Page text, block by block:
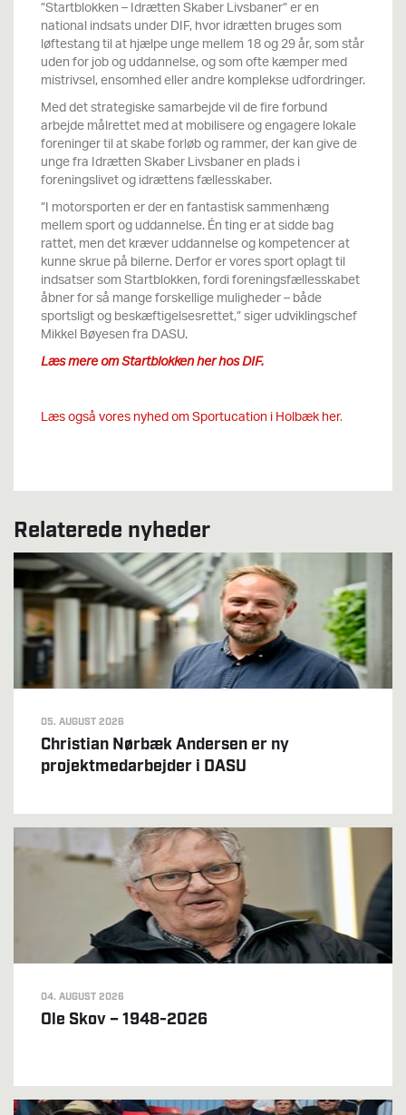
”Startblokken – Idrætten Skaber Livsbaner” er en
national indsats under DIF, hvor idrætten bruges som
løftestang til at hjælpe unge mellem 18 og 29 år, som står
uden for job og uddannelse, og som ofte kæmper med
mistrivsel, ensomhed eller andre komplekse udfordringer.
Med det strategiske samarbejde vil de fire forbund
arbejde målrettet med at mobilisere og engagere lokale
foreninger til at skabe forløb og rammer, der kan give de
unge fra Idrætten Skaber Livsbaner en plads i
foreningslivet og idrættens fællesskaber.
”I motorsporten er der en fantastisk sammenhæng
mellem sport og uddannelse. Én ting er at sidde bag
rattet, men det kræver uddannelse og kompetencer at
kunne skrue på bilerne. Derfor er vores sport oplagt til
indsatser som Startblokken, fordi foreningsfællesskabet
åbner for så mange forskellige muligheder – både
sportsligt og beskæftigelsesrettet,” siger udviklingschef
Mikkel Bøyesen fra DASU.
Læs mere om Startblokken her hos DIF.
Læs også vores nyhed om Sportucation i Holbæk her.
Relaterede nyheder
05. AUGUST 2026
Christian Nørbæk Andersen er ny
projektmedarbejder i DASU
04. AUGUST 2026
Ole Skov – 1948-2026